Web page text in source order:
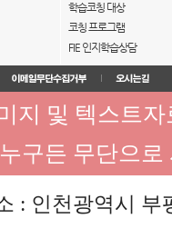
학습코칭 대상
코칭 프로그램
FIE 인지학습상담
지 및 텍스트
구든 무단으
: 인천광역시 부